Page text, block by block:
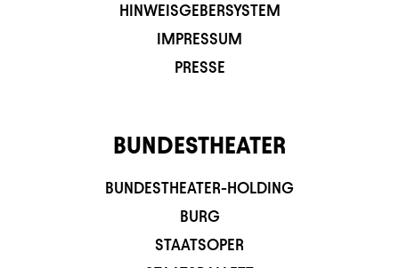
HINWEISGEBERSYSTEM
IMPRESSUM
PRESSE
BUNDESTHEATER
BUNDESTHEATER-HOLDING
BURG
STAATSOPER